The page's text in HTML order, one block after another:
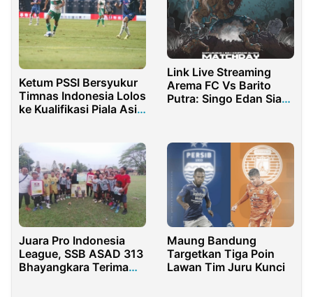
Ketum PSSI Bersyukur
Timnas Indonesia Lolos
ke Kualifikasi Piala Asia
Link Live Streaming
Arema FC Vs Barito
Putra: Singo Edan Siap
Juara Pro Indonesia
League, SSB ASAD 313
Bhayangkara Terima
Maung Bandung
Targetkan Tiga Poin
Lawan Tim Juru Kunci